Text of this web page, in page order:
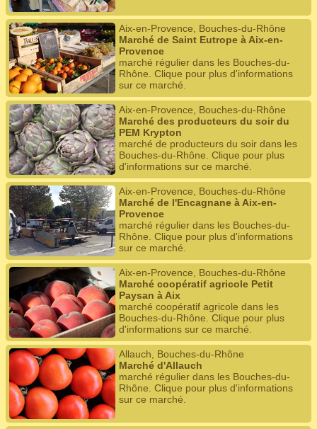
Aix-en-Provence, Bouches-du-Rhône
Marché de Saint Eutrope à Aix-en-
Provence
marché régulier dans les Bouches-du-
Rhône. Clique pour plus d'informations
sur ce marché.
Aix-en-Provence, Bouches-du-Rhône
Marché des producteurs du soir du
PEM Krypton
marché de producteurs du soir dans les
Bouches-du-Rhône. Clique pour plus
d'informations sur ce marché.
Aix-en-Provence, Bouches-du-Rhône
Marché de l'Encagnane à Aix-en-
Provence
marché régulier dans les Bouches-du-
Rhône. Clique pour plus d'informations
sur ce marché.
Aix-en-Provence, Bouches-du-Rhône
Marché coopératif agricole Petit
Paysan à Aix
marché coopératif agricole dans les
Bouches-du-Rhône. Clique pour plus
d'informations sur ce marché.
Allauch, Bouches-du-Rhône
Marché d'Allauch
marché régulier dans les Bouches-du-
Rhône. Clique pour plus d'informations
sur ce marché.